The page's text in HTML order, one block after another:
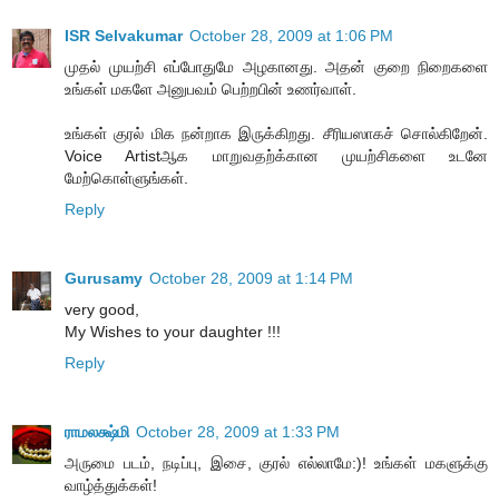
ISR Selvakumar October 28, 2009 at 1:06 PM
முதல் முயற்சி எப்போதுமே அழகானது. அதன் குறை நிறைகளை
உங்கள் மகளே அனுபவம் பெற்றபின் உணர்வாள்.
உங்கள் குரல் மிக நன்றாக இருக்கிறது. சீரியஸாகச் சொல்கிறேன்.
Voice Artistஆக மாறுவதற்க்கான முயற்சிகளை உடனே
மேற்கொள்ளுங்கள்.
Reply
Gurusamy October 28, 2009 at 1:14 PM
very good,
My Wishes to your daughter !!!
Reply
ராமலக்ஷ்மி October 28, 2009 at 1:33 PM
அருமை படம், நடிப்பு, இசை, குரல் எல்லாமே:)! உங்கள் மகளுக்கு
வாழ்த்துக்கள்!